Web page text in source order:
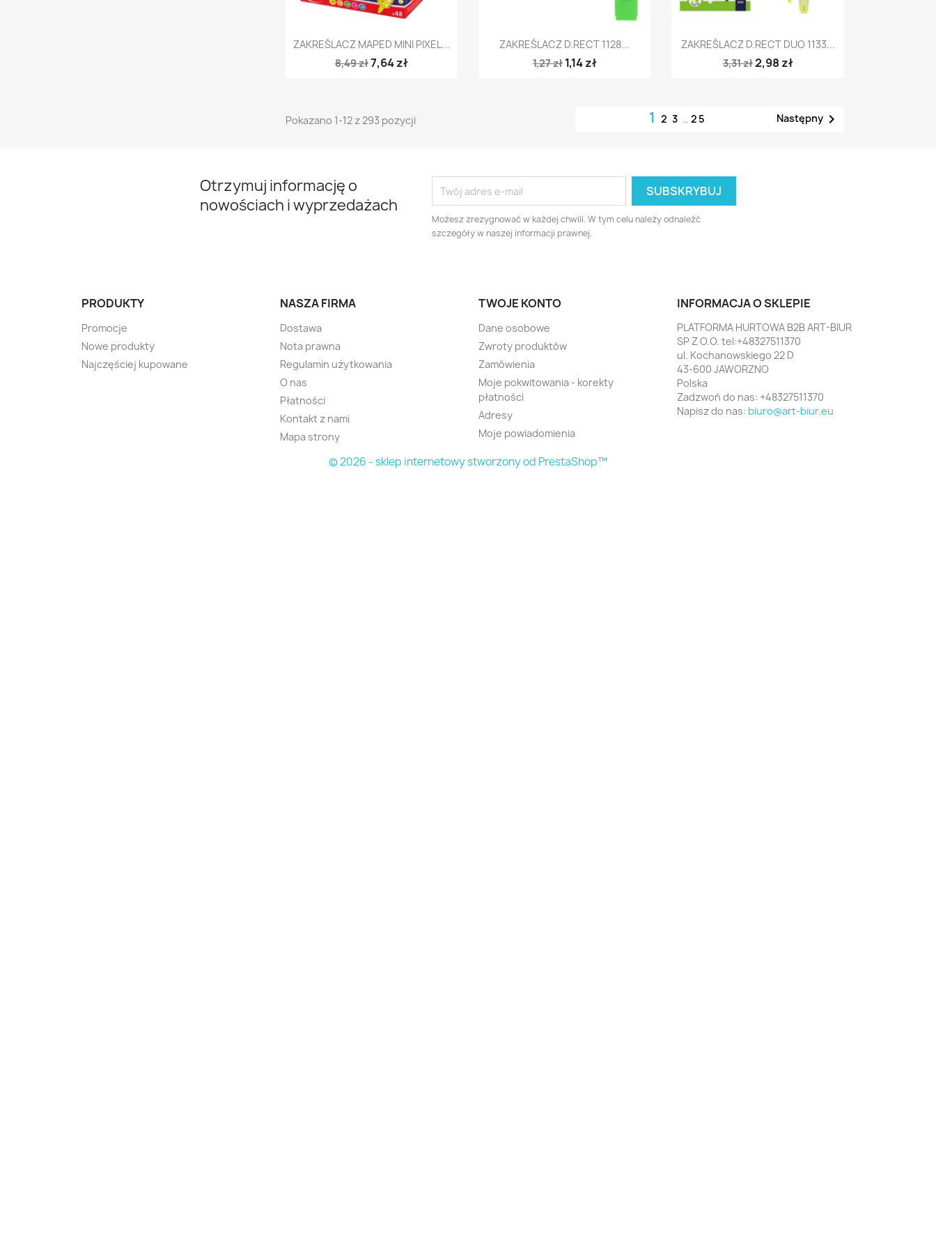
Szybki podgląd
ZAKREŚLACZ MAPED MINI PIXEL...
8,49 zł7,64 zł
Szybki podgląd
ZAKREŚLACZ D.RECT 1128...
1,27 zł 1,14 zł
Szybki podgląd
ZAKREŚLACZ D.RECT DUO 1133...
3,31 zł2,98 zł
Pokazano 1-12 z 293 pozycji 123 … 25 Następny
Otrzymuj informację o
nowościach i wyprzedażach
Możesz zrezygnować w każdej chwili. W tym celu należy odnaleźć
szczegóły w naszej informacji prawnej.
PRODUKTY
Promocje
Nowe produkty
Najczęściej kupowane
NASZA FIRMA
Dostawa
Nota prawna
Regulamin użytkowania
O nas
Płatności
Kontakt z nami
Mapa strony
TWOJE KONTO
Dane osobowe
Zwroty produktów
Zamówienia
Moje pokwitowania - korekty
płatności
Adresy
Moje powiadomienia
INFORMACJA O SKLEPIE
PLATFORMA HURTOWA B2B ART-BIUR
SP Z O.O. tel:+48327511370
ul. Kochanowskiego 22 D
43-600 JAWORZNO
Polska
Zadzwoń do nas: +48327511370
Napisz do nas: biuro@art-biur.eu
© 2026 - sklep internetowy stworzony od PrestaShop™